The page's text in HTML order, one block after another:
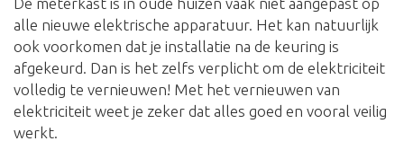
alle nieuwe elektrische apparatuur. Het kan natuurlijk
ook voorkomen dat je installatie na de keuring is
afgekeurd. Dan is het zelfs verplicht om de elektriciteit
volledig te vernieuwen! Met het vernieuwen van
elektriciteit weet je zeker dat alles goed en vooral veilig
werkt.